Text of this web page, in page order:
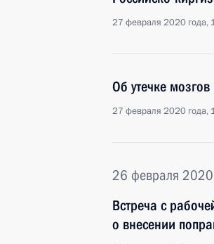
27 февраля 2020 года,
Об утечке
27 февраля 2020 года,
26 февраля 2020
Встреча с
о внесении